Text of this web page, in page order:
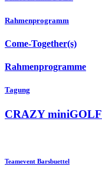
Rahmenprogramm
Come-Together(s)
Rahmenprogramme
Tagung
CRAZY miniGOLF
Teamevent Barsbuettel